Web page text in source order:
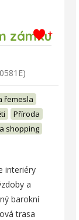
+
zámku
řemesla
Příroda
shopping
interiéry
a
barokní
trasa